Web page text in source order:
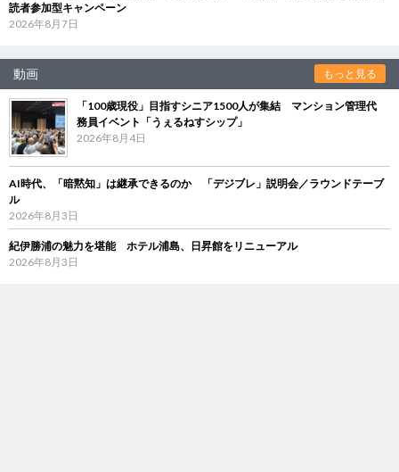
読者参加型キャンペーン
2026年8月7日
動画 もっと見る
「100歳現役」目指すシニア1500人が集結 マンション管理代
務員イベント「うぇるねすシップ」
2026年8月4日
AI時代、「暗黙知」は継承できるのか 「デジブレ」説明会／ラウンドテーブ
ル
2026年8月3日
紀伊勝浦の魅力を堪能 ホテル浦島、日昇館をリニューアル
2026年8月3日